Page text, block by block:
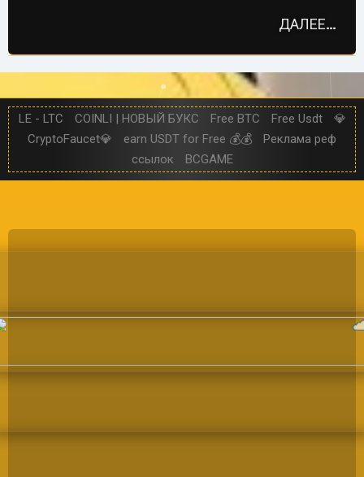
т
и
в
ДАЛЕЕ…
LE - LTC COINLI | НОВЫЙ БУКС Free BTC Free Usdt
💎
CryptoFaucet💎
earn USDT for Free 💰💰
Реклама реф
ссылок
BCGAME